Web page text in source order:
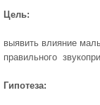
Цель:
выявить влияние
правильного
Гипотеза: